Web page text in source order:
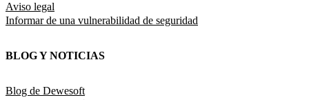
Aviso legal
Informar de una vulnerabilidad de seguridad
BLOG Y NOTICIAS
Blog de Dewesoft